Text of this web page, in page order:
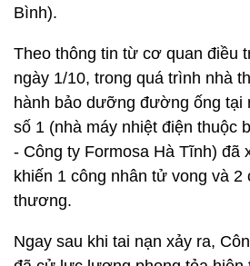
Bình).
Theo thông tin từ cơ quan điều
ngày 1/10, trong quá trình nhà
hành bảo dưỡng đường ống tại
số 1 (nhà máy nhiệt điện thuộc
- Công ty Formosa Hà Tĩnh) đã
khiến 1 công nhân tử vong và 2
thương.
Ngay sau khi tai nạn xảy ra,